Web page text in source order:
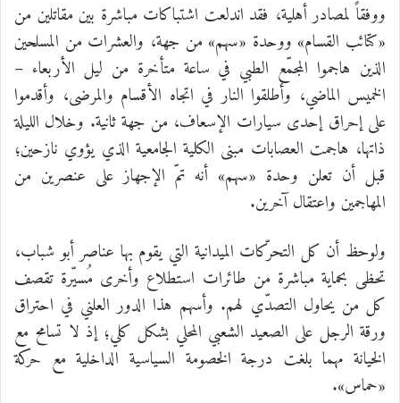
ووفقاً لمصادر أهلية، فقد اندلعت اشتباكات مباشرة بين مقاتلين من
«كتائب القسام» ووحدة «سهم» من جهة، والعشرات من المسلحين
الذين هاجموا المجمّع الطبي في ساعة متأخرة من ليل الأربعاء –
الخميس الماضي، وأطلقوا النار في اتجاه الأقسام والمرضى، وأقدموا
على إحراق إحدى سيارات الإسعاف، من جهة ثانية. وخلال الليلة
ذاتها، هاجمت العصابات مبنى الكلية الجامعية الذي يؤوي نازحين؛
قبل أن تعلن وحدة «سهم» أنه تمّ الإجهاز على عنصرين من
المهاجمين واعتقال آخرين.
ولوحظ أن كل التحرّكات الميدانية التي يقوم بها عناصر أبو شباب،
تحظى بحماية مباشرة من طائرات استطلاع وأخرى مُسيّرة تقصف
كل من يحاول التصدّي لهم. وأسهم هذا الدور العلني في احتراق
ورقة الرجل على الصعيد الشعبي المحلي بشكل كلي؛ إذ لا تسامح مع
الخيانة مهما بلغت درجة الخصومة السياسية الداخلية مع حركة
«حماس».